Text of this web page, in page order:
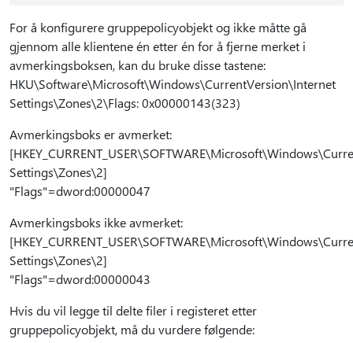
For å konfigurere gruppepolicyobjekt og ikke måtte gå
gjennom alle klientene én etter én for å fjerne merket i
avmerkingsboksen, kan du bruke disse tastene:
HKU\Software\Microsoft\Windows\CurrentVersion\Internet
Settings\Zones\2\Flags: 0x00000143(323)
Avmerkingsboks er avmerket:
Settings\Zones\2]
"Flags"=dword:00000047
Avmerkingsboks ikke avmerket:
Settings\Zones\2]
"Flags"=dword:00000043
Hvis du vil legge til delte filer i registeret etter
gruppepolicyobjekt, må du vurdere følgende: